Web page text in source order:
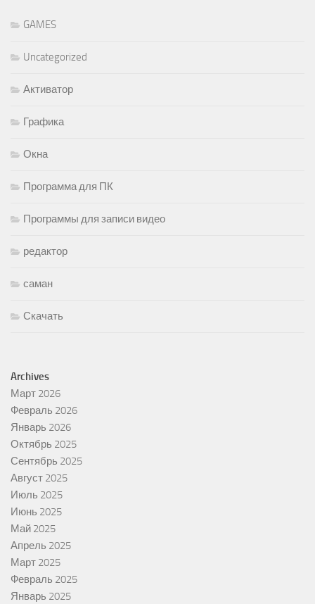
GAMES
Uncategorized
Активатор
Графика
Окна
Программа для ПК
Программы для записи видео
редактор
саман
Скачать
Archives
Март 2026
Февраль 2026
Январь 2026
Октябрь 2025
Сентябрь 2025
Август 2025
Июль 2025
Июнь 2025
Май 2025
Апрель 2025
Март 2025
Февраль 2025
Январь 2025